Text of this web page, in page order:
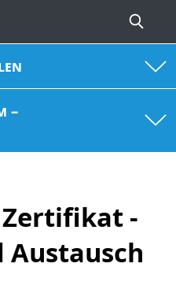
–
-
Austausch